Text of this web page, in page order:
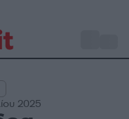
2025